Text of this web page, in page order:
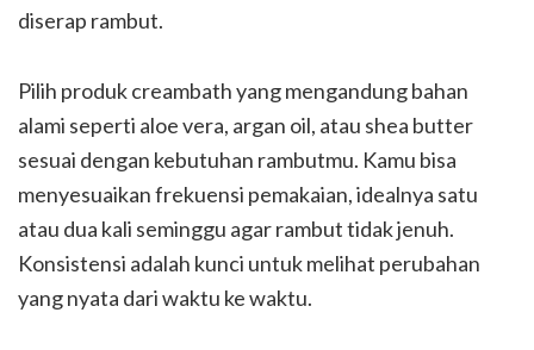
diserap rambut.
Pilih produk creambath yang mengandung bahan
alami seperti aloe vera, argan oil, atau shea butter
sesuai dengan kebutuhan rambutmu. Kamu bisa
menyesuaikan frekuensi pemakaian, idealnya satu
atau dua kali seminggu agar rambut tidak jenuh.
Konsistensi adalah kunci untuk melihat perubahan
yang nyata dari waktu ke waktu.